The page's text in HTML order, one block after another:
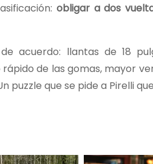
obligar a dos
acuerdo: llantas de 18
de las gomas, mayor
puzzle que se pide a Pirelli